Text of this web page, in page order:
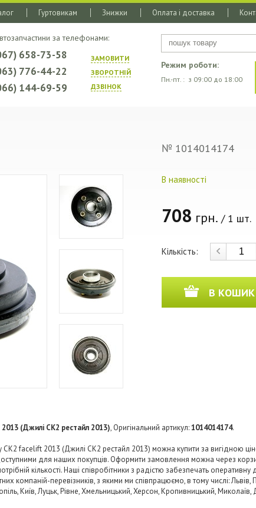
Гуртовикам Знижки Оплата і доставка
Режим роботи:
Пн.-пт. : з 09:00 до 18:00
за телефонами:
ЗАМОВИТИ
ЗВОРОТНIЙ
ДЗВIНОК
658-73-58
776-44-22
144-69-59
№ 1014014174
В наявності
708 грн. / 1 шт.
Кількість:
В КОШИК
(Джилі СК2 рестайл 2013), Оригінальний артикул:1014014174.
facelift 2013 (Джилі СК2 рестайл 2013) можна купити за вигідною
для наших покупців. Оформити замовлення можна через
кількості. Наші співробітники з радістю забезпечать
компаній-перевізників, з якими ми співпрацюємо, в тому числі:
Київ, Луцьк, Рівне, Хмельницький, Херсон, Кропивницький,